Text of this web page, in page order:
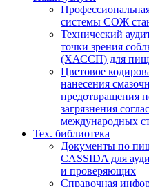
системы СОЖ
Технический
точки зрения
(ХАССП) для
Цветовое
нанесения
предотвращения
загрязнения
международных
Тех. библиотека
Документы по
CASSIDA для
и проверяющих
Справочная